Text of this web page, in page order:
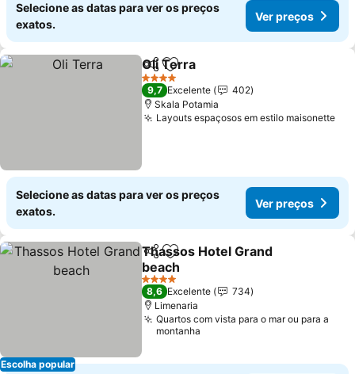
Selecione as datas para ver os preços
exatos.
Ver preços
PartilharAdicionar aos favoritos
Oli Terra
4 Estrelas
9,7 Excelente
402
Skala Potamia
Layouts espaçosos em estilo maisonette
Selecione as datas para ver os preços
exatos.
Ver preços
Escolha popular
PartilharAdicionar aos favoritos
Thassos Hotel Grand
beach
4 Estrelas
8,6 Excelente
734
Limenaria
Quartos com vista para o mar ou para a
montanha